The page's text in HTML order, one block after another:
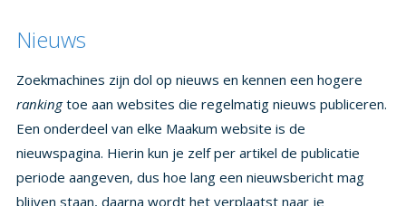
Nieuws
Zoekmachines zijn dol op nieuws en kennen een hogere
rankingtoe aan websites die regelmatig nieuws publiceren.
Een onderdeel van elke Maakum website is de
nieuwspagina. Hierin kun je zelf per artikel de publicatie
periode aangeven, dus hoe lang een nieuwsbericht mag
blijven staan, daarna wordt het verplaatst naar je
nieuwsachrief. Probeer iedere week een (relevant)
nieuwsbericht op je website te plaatsen en plaats hiervan